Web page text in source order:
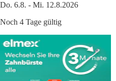
Do. 6.8. - Mi. 12.8.2026
Noch 4 Tage gültig